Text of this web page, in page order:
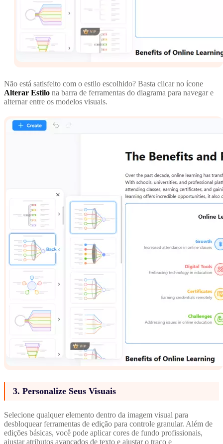
Não está satisfeito com o estilo escolhido? Basta clicar no ícone
Alterar Estilo na barra de ferramentas do diagrama para navegar e
alternar entre os modelos visuais.
3. Personalize Seus Visuais
Selecione qualquer elemento dentro da imagem visual para
desbloquear ferramentas de edição para controle granular. Além de
edições básicas, você pode aplicar cores de fundo profissionais,
ajustar atributos avançados de texto e ajustar o traço e